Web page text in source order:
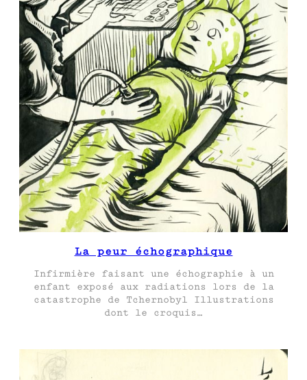
La peur échographique
Infirmière faisant une échographie à un
enfant exposé aux radiations lors de la
catastrophe de Tchernobyl Illustrations
dont le croquis…